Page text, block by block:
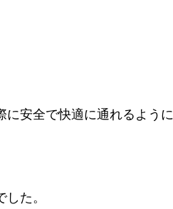
に安全で快適に通れるように
た。